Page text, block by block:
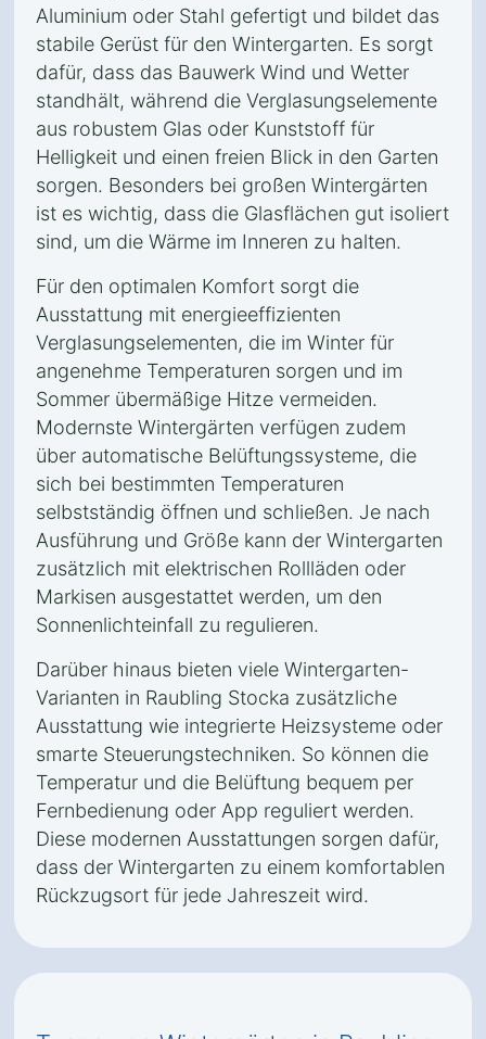
Aluminium oder Stahl gefertigt und bildet das
stabile Gerüst für den Wintergarten. Es sorgt
dafür, dass das Bauwerk Wind und Wetter
standhält, während die Verglasungselemente
aus robustem Glas oder Kunststoff für
Helligkeit und einen freien Blick in den Garten
sorgen. Besonders bei großen Wintergärten
ist es wichtig, dass die Glasflächen gut isoliert
sind, um die Wärme im Inneren zu halten.
Für den optimalen Komfort sorgt die
Ausstattung mit energieeffizienten
Verglasungselementen, die im Winter für
angenehme Temperaturen sorgen und im
Sommer übermäßige Hitze vermeiden.
Modernste Wintergärten verfügen zudem
über automatische Belüftungssysteme, die
sich bei bestimmten Temperaturen
selbstständig öffnen und schließen. Je nach
Ausführung und Größe kann der Wintergarten
zusätzlich mit elektrischen Rollläden oder
Markisen ausgestattet werden, um den
Sonnenlichteinfall zu regulieren.
Darüber hinaus bieten viele Wintergarten-
Varianten in Raubling Stocka zusätzliche
Ausstattung wie integrierte Heizsysteme oder
smarte Steuerungstechniken. So können die
Temperatur und die Belüftung bequem per
Fernbedienung oder App reguliert werden.
Diese modernen Ausstattungen sorgen dafür,
dass der Wintergarten zu einem komfortablen
Rückzugsort für jede Jahreszeit wird.